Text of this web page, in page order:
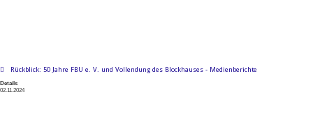
Rückblick: 50 Jahre FBU e. V. und Vollendung des Blockhauses - Medienberichte
Details
02.11.2024